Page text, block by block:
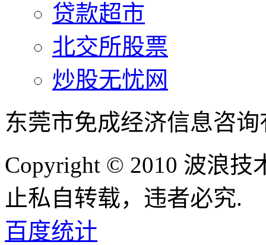
贷款超市
北交所股票
炒股无忧网
东莞市免成经济信息咨
Copyright © 2010 波浪技
止私自转载，违者必究.
百度统计